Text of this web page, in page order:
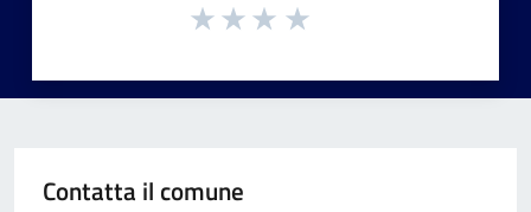
Contatta il comune